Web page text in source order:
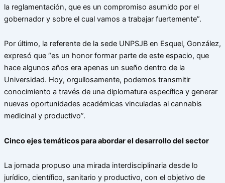
la reglamentación, que es un compromiso asumido por el
gobernador y sobre el cual vamos a trabajar fuertemente”.
Por último, la referente de la sede UNPSJB en Esquel, González,
expresó que “es un honor formar parte de este espacio, que
hace algunos años era apenas un sueño dentro de la
Universidad. Hoy, orgullosamente, podemos transmitir
conocimiento a través de una diplomatura específica y generar
nuevas oportunidades académicas vinculadas al cannabis
medicinal y productivo”.
Cinco ejes temáticos para abordar el desarrollo del sector
La jornada propuso una mirada interdisciplinaria desde lo
jurídico, científico, sanitario y productivo, con el objetivo de